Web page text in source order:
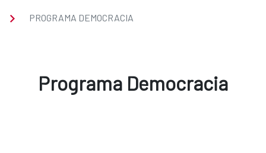
PROGRAMA DEMOCRACIA
Programa Democracia